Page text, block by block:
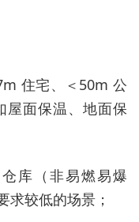
住宅、＜50m 公
屋面保温、地面保
库（非易燃易爆
求较低的场景；